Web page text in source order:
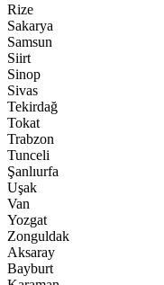
Rize
Sakarya
Samsun
Siirt
Sinop
Sivas
Tekirdağ
Tokat
Trabzon
Tunceli
Şanlıurfa
Uşak
Van
Yozgat
Zonguldak
Aksaray
Bayburt